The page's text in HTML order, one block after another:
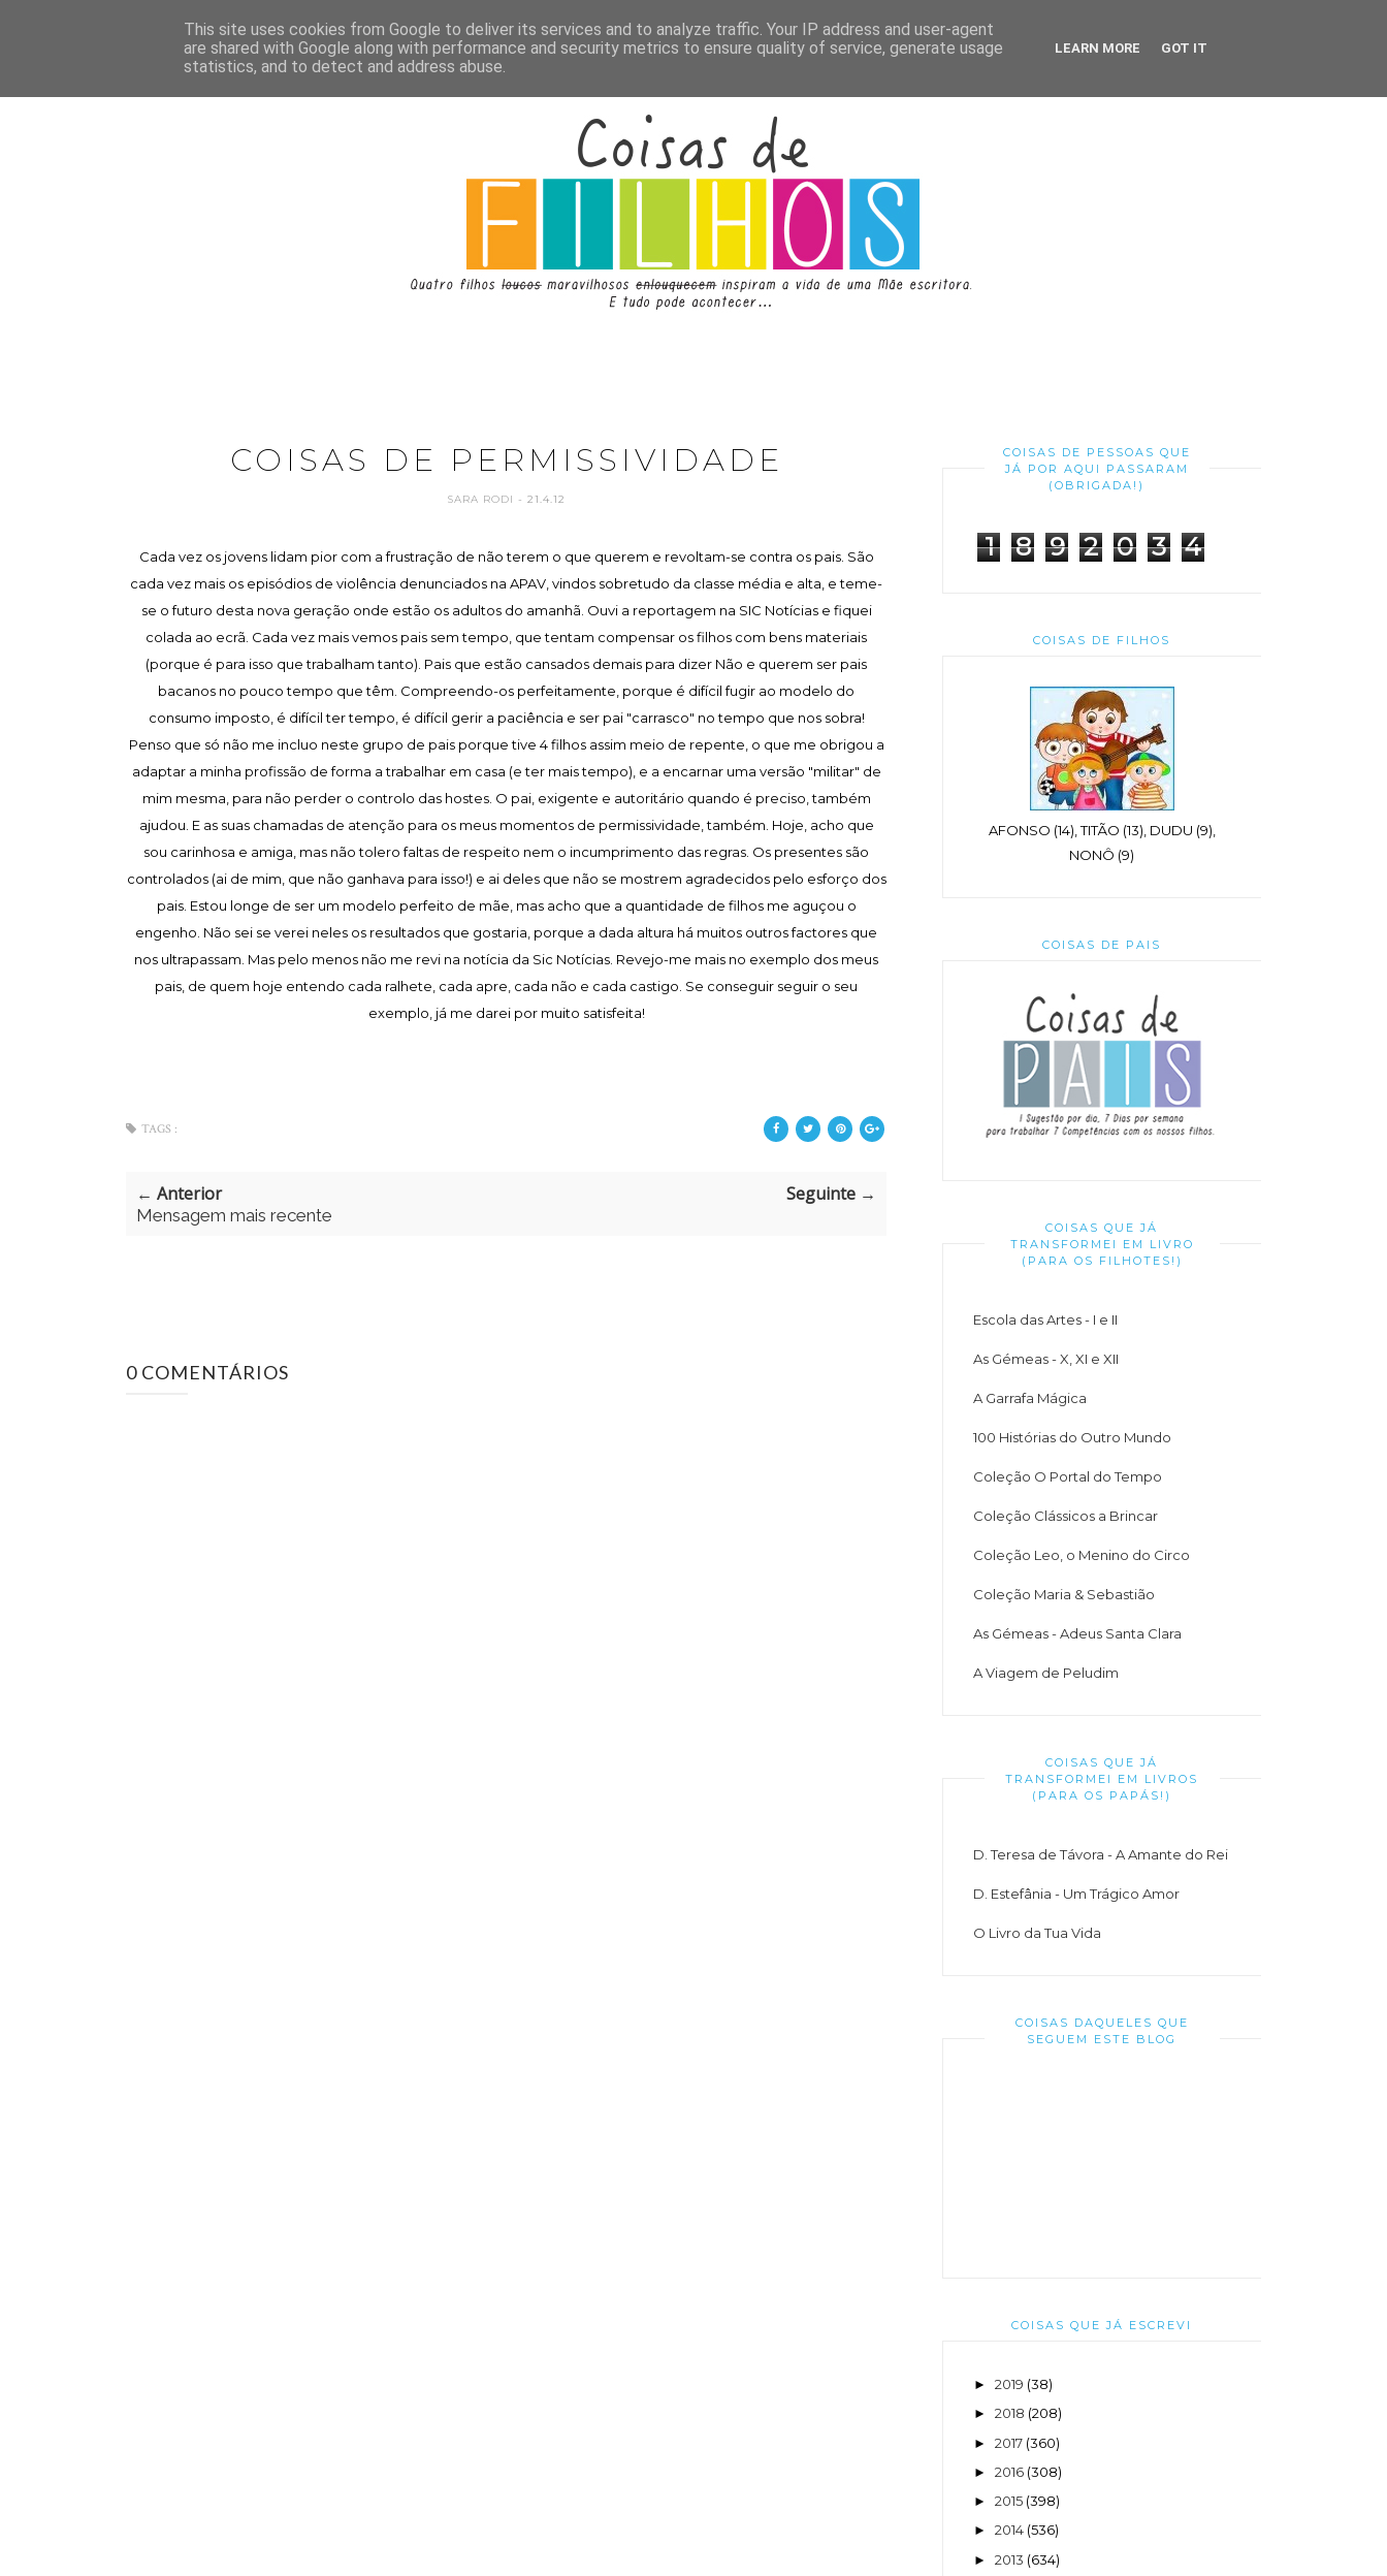
COISAS DE PERMISSIVIDADE
SARA RODI - 21.4.12
Cada vez os jovens lidam pior com a frustração de não terem o que querem e revoltam-se contra os pais. São
cada vez mais os episódios de violência denunciados na APAV, vindos sobretudo da classe média e alta, e teme-
se o futuro desta nova geração onde estão os adultos do amanhã. Ouvi a reportagem na SIC Notícias e fiquei
colada ao ecrã. Cada vez mais vemos pais sem tempo, que tentam compensar os filhos com bens materiais
(porque é para isso que trabalham tanto). Pais que estão cansados demais para dizer Não e querem ser pais
bacanos no pouco tempo que têm. Compreendo-os perfeitamente, porque é difícil fugir ao modelo do
consumo imposto, é difícil ter tempo, é difícil gerir a paciência e ser pai "carrasco" no tempo que nos sobra!
Penso que só não me incluo neste grupo de pais porque tive 4 filhos assim meio de repente, o que me obrigou a
adaptar a minha profissão de forma a trabalhar em casa (e ter mais tempo), e a encarnar uma versão "militar" de
mim mesma, para não perder o controlo das hostes. O pai, exigente e autoritário quando é preciso, também
ajudou. E as suas chamadas de atenção para os meus momentos de permissividade, também. Hoje, acho que
sou carinhosa e amiga, mas não tolero faltas de respeito nem o incumprimento das regras. Os presentes são
controlados (ai de mim, que não ganhava para isso!) e ai deles que não se mostrem agradecidos pelo esforço dos
pais. Estou longe de ser um modelo perfeito de mãe, mas acho que a quantidade de filhos me aguçou o
engenho. Não sei se verei neles os resultados que gostaria, porque a dada altura há muitos outros factores que
nos ultrapassam. Mas pelo menos não me revi na notícia da Sic Notícias. Revejo-me mais no exemplo dos meus
pais, de quem hoje entendo cada ralhete, cada apre, cada não e cada castigo. Se conseguir seguir o seu
exemplo, já me darei por muito satisfeita!
TAGS :
← Anterior
Mensagem mais recente
Seguinte →
0 COMENTÁRIOS
COISAS DE PESSOAS QUE
JÁ POR AQUI PASSARAM
(OBRIGADA!)
1 8 9 2 0 3 4
COISAS DE FILHOS
AFONSO (14), TITÃO (13), DUDU (9),
NONÔ (9)
COISAS DE PAIS
COISAS QUE JÁ
TRANSFORMEI EM LIVRO
(PARA OS FILHOTES!)
Escola das Artes - I e II
As Gémeas - X, XI e XII
A Garrafa Mágica
100 Histórias do Outro Mundo
Coleção O Portal do Tempo
Coleção Clássicos a Brincar
Coleção Leo, o Menino do Circo
Coleção Maria & Sebastião
As Gémeas - Adeus Santa Clara
A Viagem de Peludim
COISAS QUE JÁ
TRANSFORMEI EM LIVROS
(PARA OS PAPÁS!)
D. Teresa de Távora - A Amante do Rei
D. Estefânia - Um Trágico Amor
O Livro da Tua Vida
COISAS DAQUELES QUE
SEGUEM ESTE BLOG
COISAS QUE JÁ ESCREVI
► 2019 (38)
► 2018 (208)
► 2017 (360)
► 2016 (308)
► 2015 (398)
► 2014 (536)
► 2013 (634)
This site uses cookies from Google to deliver its services and to analyze traffic. Your IP address and user-agent
are shared with Google along with performance and security metrics to ensure quality of service, generate usage
statistics, and to detect and address abuse.
LEARN MORE GOT IT